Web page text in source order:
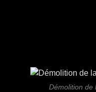
Démolition de